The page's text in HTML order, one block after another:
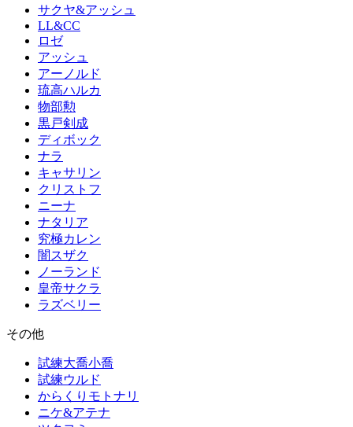
サクヤ&アッシュ
LL&CC
ロゼ
アッシュ
アーノルド
琉高ハルカ
物部勲
黒戸剣成
ディボック
ナラ
キャサリン
クリストフ
ニーナ
ナタリア
究極カレン
闇スザク
ノーランド
皇帝サクラ
ラズベリー
その他
試練大喬小喬
試練ウルド
からくりモトナリ
ニケ&アテナ